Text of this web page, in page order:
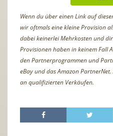
Wenn du über einen Link auf
wir oftmals eine kleine Provision
dabei keinerlei Mehrkosten und
Provisionen haben in keinem Fall
den Partnerprogrammen und
eBay und das Amazon
an qualifizierten Verkäufen.